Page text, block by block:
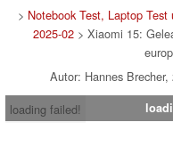
> Notebook Test, Laptop Test
2025-02> Xiaomi 15:
Autor: Hannes
loading failed!